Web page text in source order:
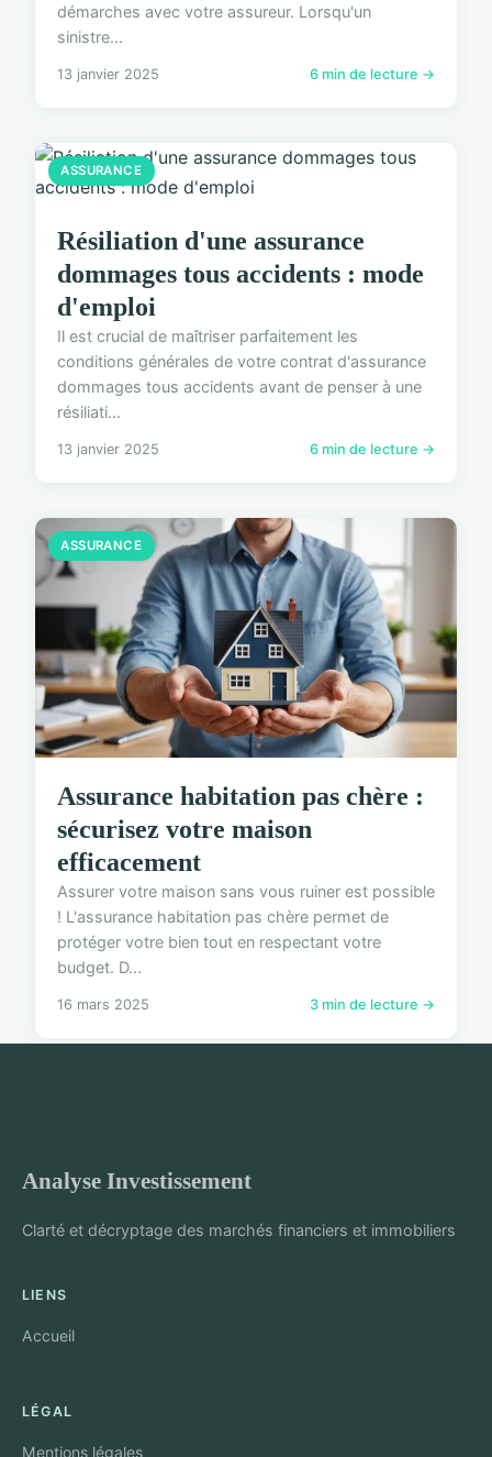
démarches avec votre assureur. Lorsqu'un
sinistre...
13 janvier 2025 6 min de lecture →
ASSURANCE
Résiliation d'une assurance
dommages tous accidents : mode
d'emploi
Il est crucial de maîtriser parfaitement les
conditions générales de votre contrat d'assurance
dommages tous accidents avant de penser à une
résiliati...
13 janvier 2025 6 min de lecture →
ASSURANCE
Assurance habitation pas chère :
sécurisez votre maison
efficacement
Assurer votre maison sans vous ruiner est possible
! L'assurance habitation pas chère permet de
protéger votre bien tout en respectant votre
budget. D...
16 mars 2025 3 min de lecture →
Analyse Investissement
Clarté et décryptage des marchés financiers et immobiliers
LIENS
Accueil
LÉGAL
Mentions légales